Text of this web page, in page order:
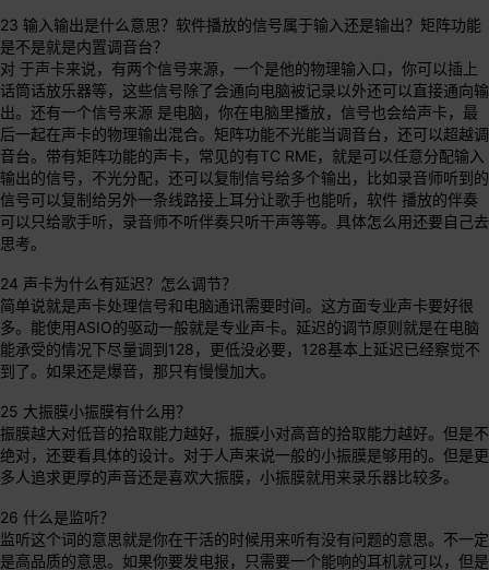
23 输入输出是什么意思？软件播放的信号属于输入还是输出？矩阵功能
是不是就是内置调音台？
对 于声卡来说，有两个信号来源，一个是他的物理输入口，你可以插上
话筒话放乐器等，这些信号除了会通向电脑被记录以外还可以直接通向输
出。还有一个信号来源 是电脑，你在电脑里播放，信号也会给声卡，最
后一起在声卡的物理输出混合。矩阵功能不光能当调音台，还可以超越调
音台。带有矩阵功能的声卡，常见的有TC RME，就是可以任意分配输入
输出的信号，不光分配，还可以复制信号给多个输出，比如录音师听到的
信号可以复制给另外一条线路接上耳分让歌手也能听，软件 播放的伴奏
可以只给歌手听，录音师不听伴奏只听干声等等。具体怎么用还要自己去
思考。
24 声卡为什么有延迟？怎么调节？
简单说就是声卡处理信号和电脑通讯需要时间。这方面专业声卡要好很
多。能使用ASIO的驱动一般就是专业声卡。延迟的调节原则就是在电脑
能承受的情况下尽量调到128，更低没必要，128基本上延迟已经察觉不
到了。如果还是爆音，那只有慢慢加大。
25 大振膜小振膜有什么用？
振膜越大对低音的拾取能力越好，振膜小对高音的拾取能力越好。但是不
绝对，还要看具体的设计。对于人声来说一般的小振膜是够用的。但是更
多人追求更厚的声音还是喜欢大振膜，小振膜就用来录乐器比较多。
26 什么是监听？
监听这个词的意思就是你在干活的时候用来听有没有问题的意思。不一定
是高品质的意思。如果你要发电报，只需要一个能响的耳机就可以，但是